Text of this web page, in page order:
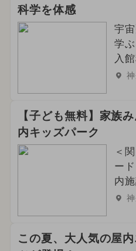
科学を体感
宇
学
入
【子ども無料】家族
内キッズパーク
＜
ー
内
この夏、大人気の屋